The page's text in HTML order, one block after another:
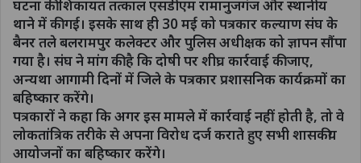
घटना की शिकायत तत्काल एसडीएम रामानुजगंज और स्थानीय
थाने में की गई। इसके साथ ही 30 मई को पत्रकार कल्याण संघ के
बैनर तले बलरामपुर कलेक्टर और पुलिस अधीक्षक को ज्ञापन सौंपा
गया है। संघ ने मांग की है कि दोषी पर शीघ्र कार्रवाई की जाए,
अन्यथा आगामी दिनों में जिले के पत्रकार प्रशासनिक कार्यक्रमों का
बहिष्कार करेंगे।
पत्रकारों ने कहा कि अगर इस मामले में कार्रवाई नहीं होती है, तो वे
लोकतांत्रिक तरीके से अपना विरोध दर्ज कराते हुए सभी शासकीय
आयोजनों का बहिष्कार करेंगे।